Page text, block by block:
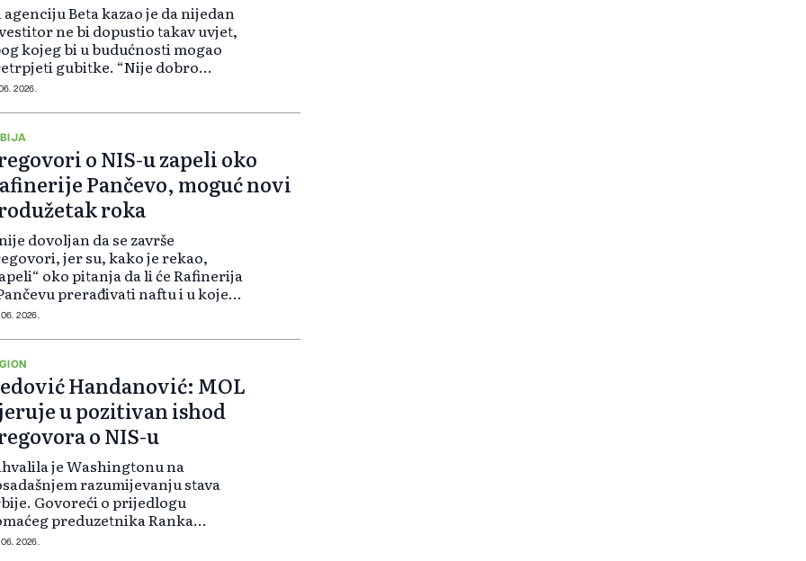
agenciju Beta kazao je da nijedan
ne bi dopustio takav uvjet,
kojeg bi u budućnosti mogao
gubitke. “Nije dobro
MOL da, ako od Gazproma
održavati proizvodnju...
2026.
o NIS-u zapeli oko
Pančevo, moguć novi
roka
dovoljan da se završe
jer su, kako je rekao,
oko pitanja da li će Rafinerija
prerađivati naftu i u kojem
Vasić očekuje da će rok za
sve ne bude završeno do...
2026.
Handanović: MOL
u pozitivan ishod
o NIS-u
je Washingtonu na
razumijevanju stava
Govoreći o prijedlogu
preduzetnika Ranka
za kupovinu ruskog udjela
2026.